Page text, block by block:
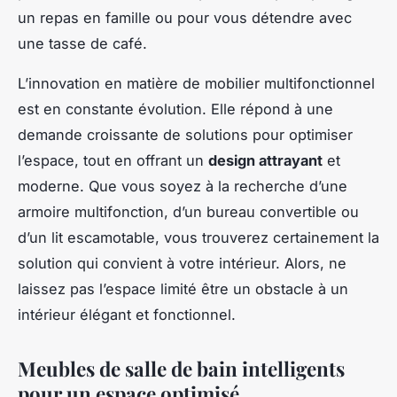
un repas en famille ou pour vous détendre avec
une tasse de café.
L’innovation en matière de mobilier multifonctionnel
est en constante évolution. Elle répond à une
demande croissante de solutions pour optimiser
l’espace, tout en offrant un design attrayant et
moderne. Que vous soyez à la recherche d’une
armoire multifonction, d’un bureau convertible ou
d’un lit escamotable, vous trouverez certainement la
solution qui convient à votre intérieur. Alors, ne
laissez pas l’espace limité être un obstacle à un
intérieur élégant et fonctionnel.
Meubles de salle de bain intelligents